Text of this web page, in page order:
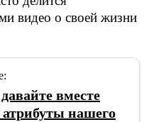
видео о своей жизни
вместе
нашего